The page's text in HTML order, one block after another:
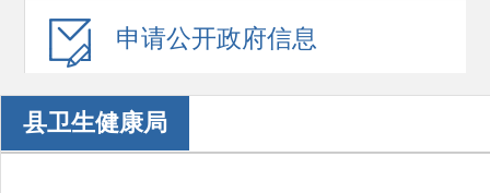
申请公开政府信息
县卫生健康局